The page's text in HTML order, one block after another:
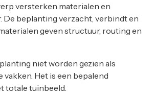
versterken materialen en
De beplanting verzacht, verbindt en
geven structuur, routing en
niet worden gezien als
vakken. Het is een bepalend
totale tuinbeeld.